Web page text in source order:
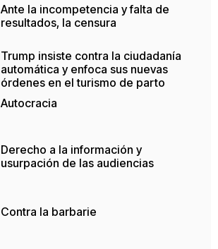
Ante la incompetencia y falta de
resultados, la censura
Trump insiste contra la ciudadanía
automática y enfoca sus nuevas
órdenes en el turismo de parto
Autocracia
Derecho a la información y
usurpación de las audiencias
Contra la barbarie